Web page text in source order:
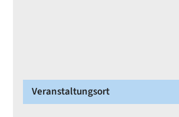
Veranstaltungsort